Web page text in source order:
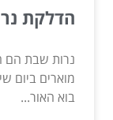
הדלקת
נרות שבת הם
מוארים ביום
בוא האור...